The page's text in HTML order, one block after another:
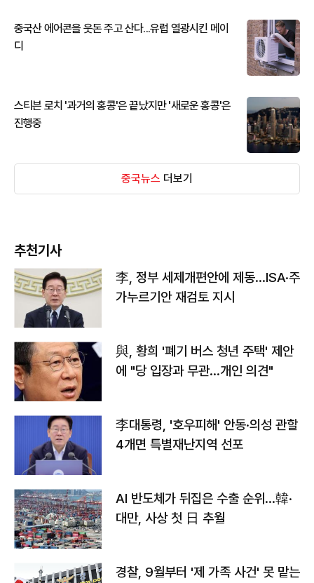
중국산 에어콘을 웃돈 주고 산다...유럽 열광시킨 메이
디
스티븐 로치 '과거의 홍콩'은 끝났지만 '새로운 홍콩'은
진행중
중국뉴스 더보기
추천기사
李, 정부 세제개편안에 제동…ISA·주
가누르기안 재검토 지시
與, 황희 '폐기 버스 청년 주택' 제안
에 "당 입장과 무관…개인 의견"
李대통령, '호우피해' 안동·의성 관할
4개면 특별재난지역 선포
AI 반도체가 뒤집은 수출 순위…韓·
대만, 사상 첫 日 추월
경찰, 9월부터 '제 가족 사건' 못 맡는